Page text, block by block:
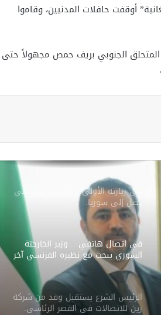
أوقفت حافلات المدنيين، وقاموا
المتحلق الجنوبي بريف حمص مجهولاً حتى
في قلعة جندل
شخص أثناء ملاحقته في دمشق
دمشق
في زيارته الأولى .. الرئيس الفرنسي
يصل إلى سوريا.
في اتصال هاتفي .. وزير الخارجيّة
السوري يبحث مع نظيره الفرنسي آخر
التطورات.
الرئيس الشرع يستقبل وفد من شركة
زين للاتصالات في القصر الرئاسي.